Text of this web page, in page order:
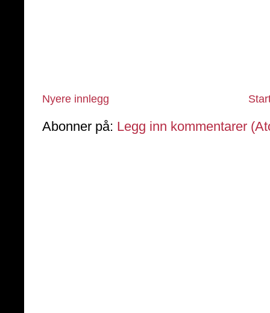
Nyere innlegg
Abonner på: Legg inn kommentarer